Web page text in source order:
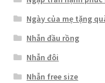
Ngày của mẹ tặng
Nhẫn đầu rồng
Nhẫn đôi
Nhẫn free size